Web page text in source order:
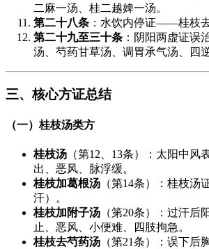
二麻一汤、桂二越婢一汤。
第二十八条 ：水饮内停证——桂枝
第二十九至三十条 ：阴阳两虚证
汤、芍药甘草汤、调胃承气汤、四
三、核心方证总结
（一）桂枝汤类方
桂枝汤 （第12、13条）：太阳中
出、恶风、脉浮缓。
桂枝加葛根汤 （第14条）：桂枝汤
汗）。
桂枝加附子汤 （第20条）：过汗
止、恶风、小便难、四肢拘急。
桂枝去芍药汤 （第21条）：误下